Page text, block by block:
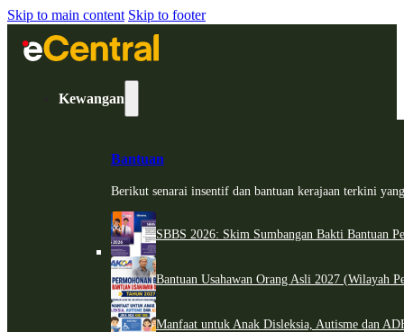
Skip to main content Skip to footer
Kewangan
Bantuan
Berikut senarai insentif dan bantuan kerajaan terkini
SBBS 2026: Skim Sumbangan Bakti Bantuan
Bantuan Usahawan Orang Asli 2027 (Wilayah
Manfaat untuk Anak Disleksia, Autisme dan